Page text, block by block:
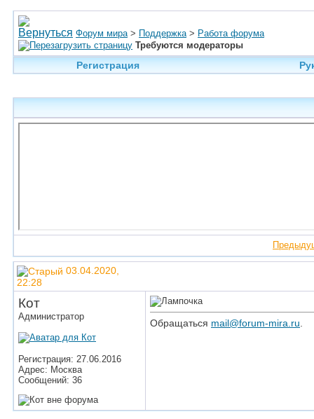
Форум мира > Поддержка > Работа форума
Требуются модераторы
Регистрация
03.04.2020,
22:28
Кот
Администратор
Регистрация: 27.06.2016
Адрес: Москва
Сообщений: 36
Обращаться mail@forum-mira.ru